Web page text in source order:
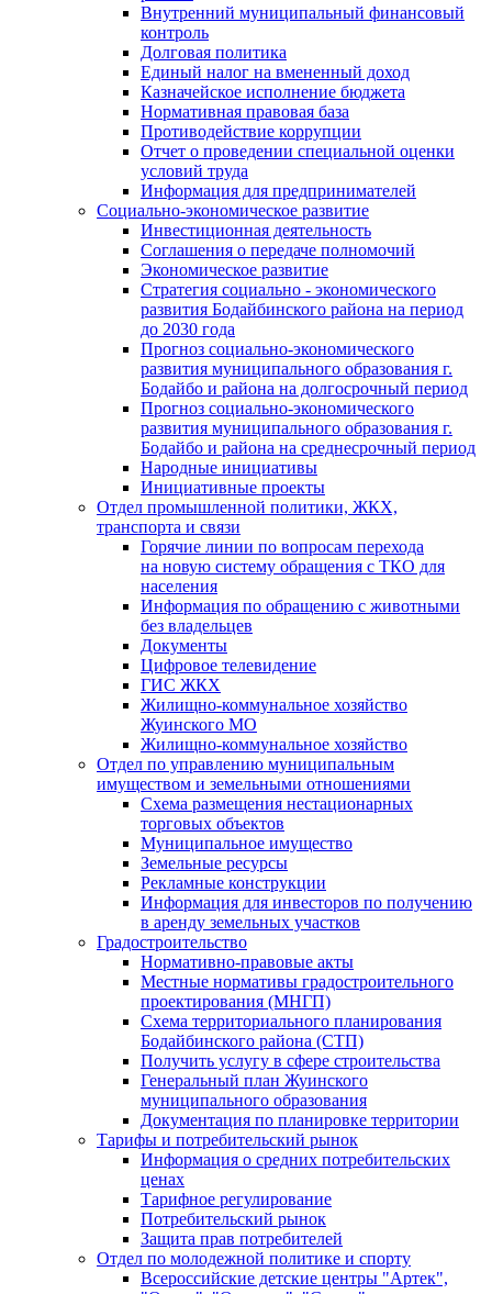
Внутренний муниципальный финансовый
контроль
Долговая политика
Единый налог на вмененный доход
Казначейское исполнение бюджета
Нормативная правовая база
Противодействие коррупции
Отчет о проведении специальной оценки
условий труда
Информация для предпринимателей
Социально-экономическое развитие
Инвестиционная деятельность
Соглашения о передаче полномочий
Экономическое развитие
Стратегия социально - экономического
развития Бодайбинского района на период
до 2030 года
Прогноз социально-экономического
развития муниципального образования г.
Бодайбо и района на долгосрочный период
Прогноз социально-экономического
развития муниципального образования г.
Бодайбо и района на среднесрочный период
Народные инициативы
Инициативные проекты
Отдел промышленной политики, ЖКХ,
транспорта и связи
Горячие линии по вопросам перехода
на новую систему обращения с ТКО для
населения
Информация по обращению с животными
без владельцев
Документы
Цифровое телевидение
ГИС ЖКХ
Жилищно-коммунальное хозяйство
Жуинского МО
Жилищно-коммунальное хозяйство
Отдел по управлению муниципальным
имуществом и земельными отношениями
Схема размещения нестационарных
торговых объектов
Муниципальное имущество
Земельные ресурсы
Рекламные конструкции
Информация для инвесторов по получению
в аренду земельных участков
Градостроительство
Нормативно-правовые акты
Местные нормативы градостроительного
проектирования (МНГП)
Схема территориального планирования
Бодайбинского района (СТП)
Получить услугу в сфере строительства
Генеральный план Жуинского
муниципального образования
Документация по планировке территории
Тарифы и потребительский рынок
Информация о средних потребительских
ценах
Тарифное регулирование
Потребительский рынок
Защита прав потребителей
Отдел по молодежной политике и спорту
Всероссийские детские центры "Артек",